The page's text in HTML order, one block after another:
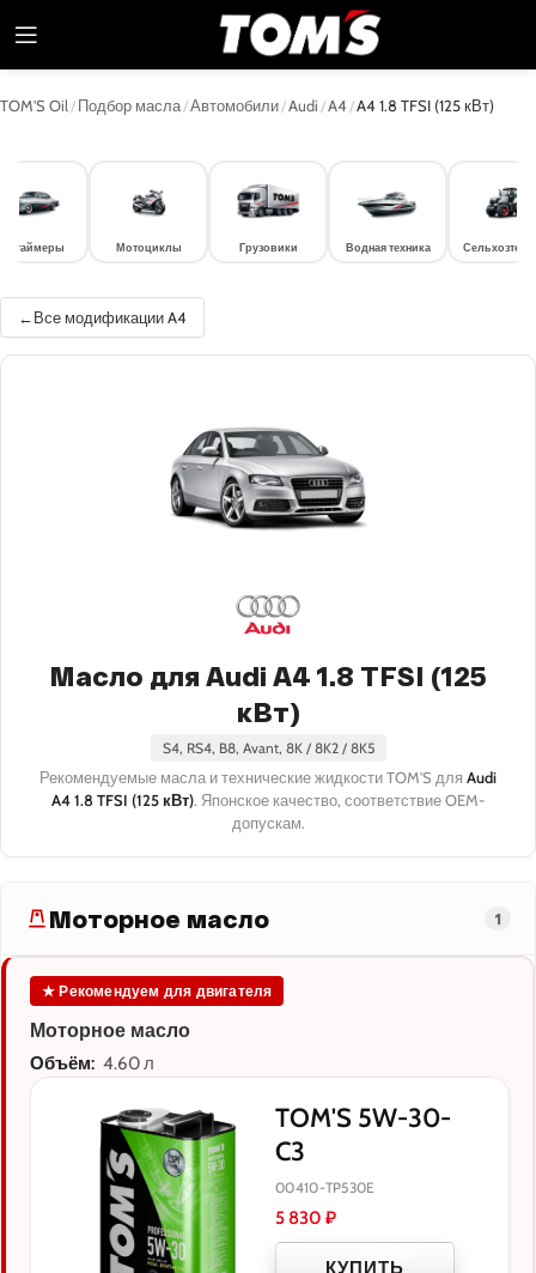
TOM'S Oil /Подбор масла/Автомобили/Audi /A4 /A4 1.8 TFSI (125 кВт)
Мотоциклы Грузовики Водная техника
Все модификации A4
Масло для Audi A4 1.8 TFSI (125
кВт)
S4, RS4, B8, Avant, 8K / 8K2 / 8K5
Рекомендуемые масла и технические жидкости TOM'S для Audi
A4 1.8 TFSI (125 кВт). Японское качество, соответствие OEM-
допускам.
Моторное масло 1
★ Рекомендуем для двигателя
Моторное масло
Объём: 4.60 л
TOM'S 5W-30-
C3
00410-TP530E
5 830 ₽
КУПИТЬ